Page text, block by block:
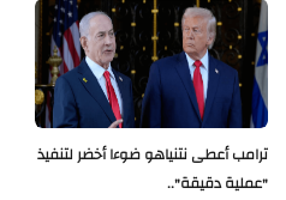
ترامب أعطى نتنياهو ضوءا أخضر لتنفيذ
"عملية دقيقة"..